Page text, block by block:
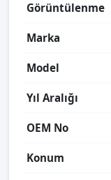
Görüntülenme
Marka
Model
Yıl Aralığı
OEM No
Konum